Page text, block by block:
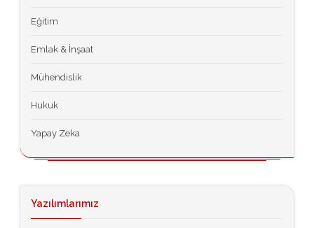
Eğitim
Emlak & İnşaat
Mühendislik
Hukuk
Yapay Zeka
Yazılımlarımız